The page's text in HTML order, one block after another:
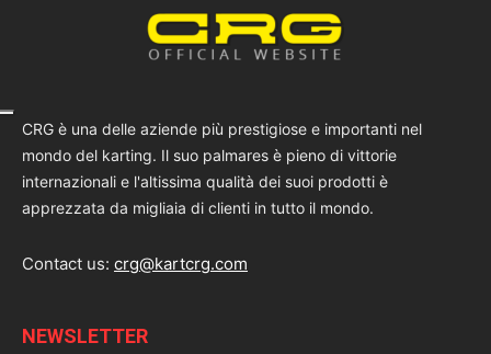
CRG è una delle aziende più prestigiose e importanti nel
mondo del karting. Il suo palmares è pieno di vittorie
internazionali e l'altissima qualità dei suoi prodotti è
apprezzata da migliaia di clienti in tutto il mondo.
Contact us: crg@kartcrg.com
NEWSLETTER